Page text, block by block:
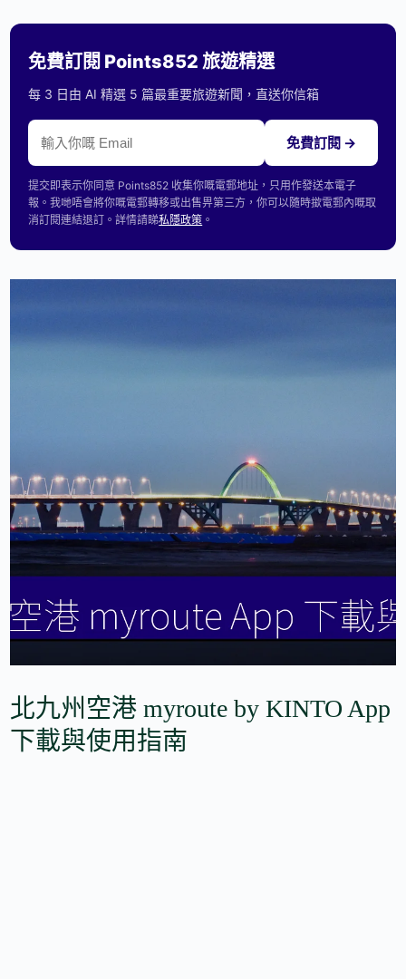
免費訂閱 Points852 旅遊精選
每 3 日由 AI 精選 5 篇最重要旅遊新聞，直送你信箱
免費訂閱 →
提交即表示你同意 Points852 收集你嘅電郵地址，只用作發送本電子
報。我哋唔會將你嘅電郵轉移或出售畀第三方，你可以隨時撳電郵內嘅取
消訂閱連結退訂。詳情請睇私隱政策 。
北九州空港 myroute by KINTO App
下載與使用指南